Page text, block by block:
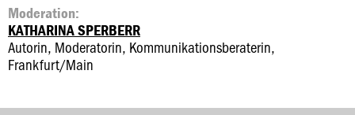
Moderation:
KATHARINA SPERBERR
Autorin, Moderatorin, Kommunikationsberaterin,
Frankfurt/Main